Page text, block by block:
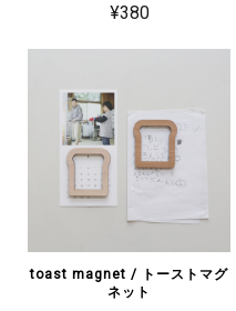
¥380
toast magnet / トーストマグ
ネット